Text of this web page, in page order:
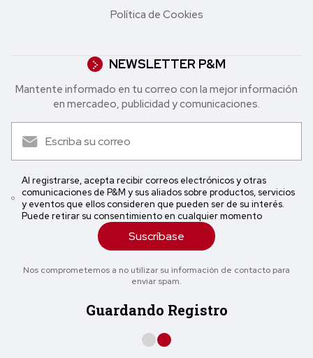
Política de Cookies
NEWSLETTER P&M
Mantente informado en tu correo con la mejor in formación
en mercadeo, publicidad y comunicaciones.
Al registrarse, acepta recibir correos electrónicos y otras
comunicaciones de P&M y sus aliados sobre productos, servicios
y eventos que ellos consideren que pueden ser de su interés.
Puede retirar su consentimiento en cualquier momento
Suscríbase
Nos comprometemos a no utilizar su información de contacto para
enviar spam.
Guardando Registro